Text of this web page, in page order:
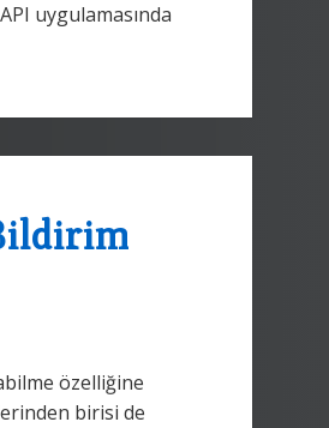
uygulamasında
özelliğine
birisi de